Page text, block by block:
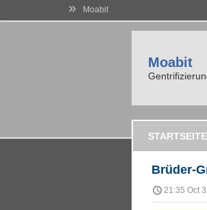
» Moabit
Moabit
STARTSEITE
Brüder-
21:35 Oct